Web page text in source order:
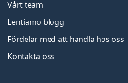
Vårt team
Lentiamo blogg
Fördelar med att handla hos oss
Kontakta oss